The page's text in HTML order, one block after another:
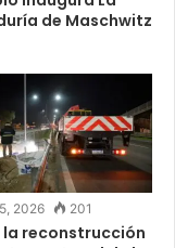
de Maschwitz
2026 201
la reconstrucción